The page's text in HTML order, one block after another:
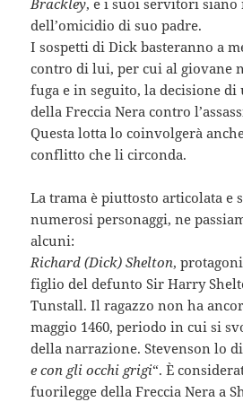
dell’omicidio di suo padre.
I sospetti di Dick basteranno a
contro di lui, per cui al giovane
fuga e in seguito, la decisione
della Freccia Nera contro
Questa lotta lo coinvolgerà
conflitto che li circonda.
La trama è piuttosto articolata e
numerosi personaggi, ne
alcuni:
Richard (Dick) Shelton,
figlio del defunto Sir Harry
Tunstall. Il ragazzo non ha
maggio 1460, periodo in cui si
della narrazione. Stevenson lo
e con gli occhi grigi“. È
fuorilegge della Freccia Nera a